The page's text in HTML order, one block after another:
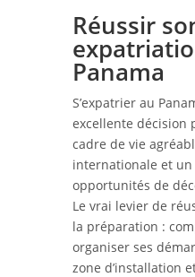
Réussir
Panama
S’expatrier au
excellente décision
cadre de vie
internationale et un
opportunités de
Le vrai levier de
la préparation :
organiser ses
zone d’installation